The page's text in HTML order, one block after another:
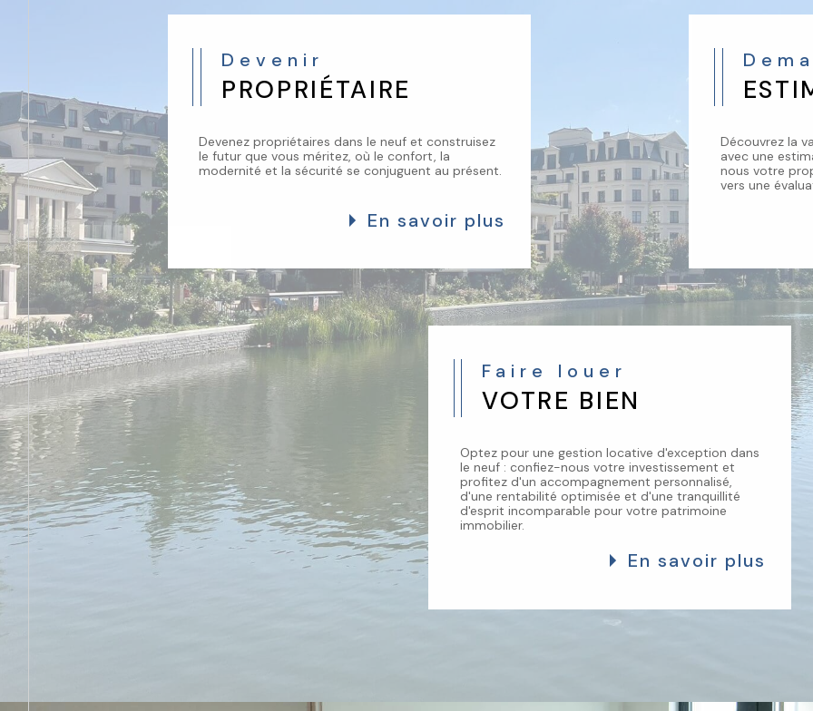
Devenir
PROPRIÉTAIRE
Devenez propriétaires dans le neuf et construisez
le futur que vous méritez, où le confort, la
modernité et la sécurité se conjuguent au présent.
En savoir plus
Découvrez la
avec une
nous votre
vers une
Faire louer
VOTRE BIEN
Optez pour une gestion locative d'exception dans
le neuf : confiez-nous votre investissement et
profitez d'un accompagnement personnalisé,
d'une rentabilité optimisée et d'une tranquillité
d'esprit incomparable pour votre patrimoine
immobilier.
En savoir plus